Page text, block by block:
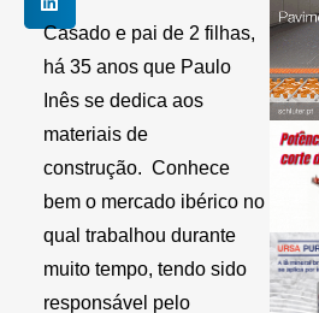
Casado e pai de 2 filhas,
há 35 anos que Paulo
Inês se dedica aos
materiais de
construção. Conhece
bem o mercado ibérico no
qual trabalhou durante
muito tempo, tendo sido
responsável pelo